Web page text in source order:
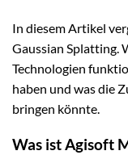
In diesem Artikel
Gaussian Splatting.
Technologien
haben und was die
bringen könnte.
Was ist Agisoft